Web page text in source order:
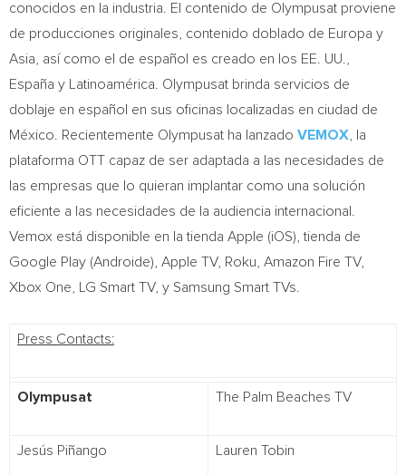
conocidos en la industria. El contenido de Olympusat proviene
de producciones originales, contenido doblado de Europa y
Asia , así como el de español es creado en los EE. UU.,
España y Latinoamérica. Olympusat brinda servicios de
doblaje en español en sus oficinas localizadas en ciudad de
México. Recientemente Olympusat ha lanzado VEMOX , la
plataforma OTT capaz de ser adaptada a las necesidades de
las empresas que lo quieran implantar como una solución
eficiente a las necesidades de la audiencia internacional.
Vemox está disponible en la tienda Apple (iOS), tienda de
Google Play (Androide), Apple TV, Roku, Amazon Fire TV,
Xbox One, LG Smart TV, y Samsung Smart TVs.
Press Contacts:
Olympusat The Palm Beaches TV
Jesús Piñango Lauren Tobin